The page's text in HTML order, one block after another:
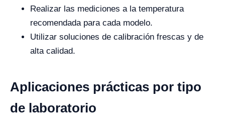
Realizar las mediciones a la temperatura
recomendada para cada modelo.
Utilizar soluciones de calibración frescas y de
alta calidad.
Aplicaciones prácticas por tipo
de laboratorio